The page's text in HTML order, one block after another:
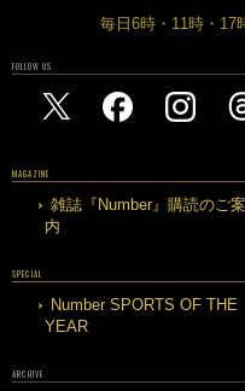
毎日6時・11時・17
FOLLOW US
MAGAZINE
雑誌『Number』購読のご案
内
SPECIAL
Number SPORTS OF THE
YEAR
ARCHIVE